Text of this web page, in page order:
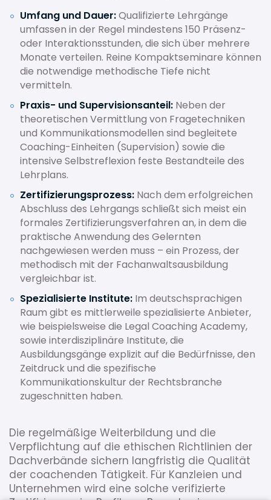
Umfang und Dauer:Qualifizierte Lehrgänge
umfassen in der Regel mindestens 150 Präsenz-
oder Interaktionsstunden, die sich über mehrere
Monate verteilen. Reine Kompaktseminare können
die notwendige methodische Tiefe nicht
vermitteln.
Praxis- und Supervisionsanteil: Neben der
theoretischen Vermittlung von Fragetechniken
und Kommunikationsmodellen sind begleitete
Coaching-Einheiten (Supervision) sowie die
intensive Selbstreflexion feste Bestandteile des
Lehrplans.
Zertifizierungsprozess: Nach dem erfolgreichen
Abschluss des Lehrgangs schließt sich meist ein
formales Zertifizierungsverfahren an, in dem die
praktische Anwendung des Gelernten
nachgewiesen werden muss – ein Prozess, der
methodisch mit der Fachanwaltsausbildung
vergleichbar ist.
Spezialisierte Institute: Im deutschsprachigen
Raum gibt es mittlerweile spezialisierte Anbieter,
wie beispielsweise die Legal Coaching Academy,
sowie interdisziplinäre Institute, die
Ausbildungsgänge explizit auf die Bedürfnisse, den
Zeitdruck und die spezifische
Kommunikationskultur der Rechtsbranche
zugeschnitten haben.
Die regelmäßige Weiterbildung und die
Verpflichtung auf die ethischen Richtlinien der
Dachverbände sichern langfristig die Qualität
der coachenden Tätigkeit. Für Kanzleien und
Unternehmen wird eine solche verifizierte